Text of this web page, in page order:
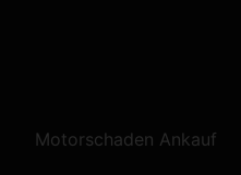
Motorschaden Ankauf